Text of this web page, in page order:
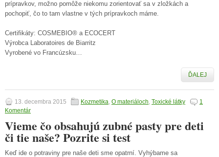
prípravkov, možno pomôže niekomu zorientovať sa v zložkách a
pochopiť, čo to tam vlastne v tých prípravkoch máme.
Certifikáty: COSMEBIO® a ECOCERT
Výrobca Laboratoires de Biarritz
Vyrobené vo Francúzsku…
ĎALEJ
13. decembra 2015 Kozmetika O materiáloch Toxické látky
1
Komentár
Vieme čo obsahujú zubné pasty pre deti
či tie naše? Pozrite si test
Keď ide o potraviny pre naše deti sme opatrní. Vyhýbame sa